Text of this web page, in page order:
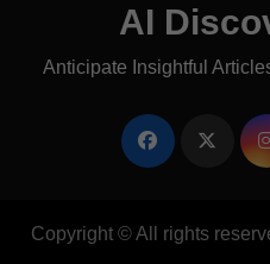
AI
Anticipate Insightful
Copyright © All rights